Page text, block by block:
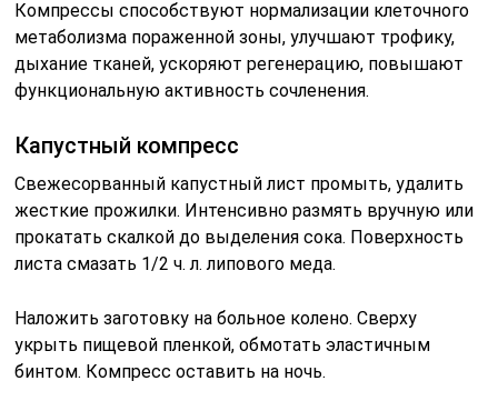
Компрессы способствуют нормализации клеточного
метаболизма пораженной зоны, улучшают трофику,
дыхание тканей, ускоряют регенерацию, повышают
функциональную активность сочленения.
Капустный компресс
Свежесорванный капустный лист промыть, удалить
жесткие прожилки. Интенсивно размять вручную или
прокатать скалкой до выделения сока. Поверхность
листа смазать 1/2 ч. л. липового меда.
Наложить заготовку на больное колено. Сверху
укрыть пищевой пленкой, обмотать эластичным
бинтом. Компресс оставить на ночь.